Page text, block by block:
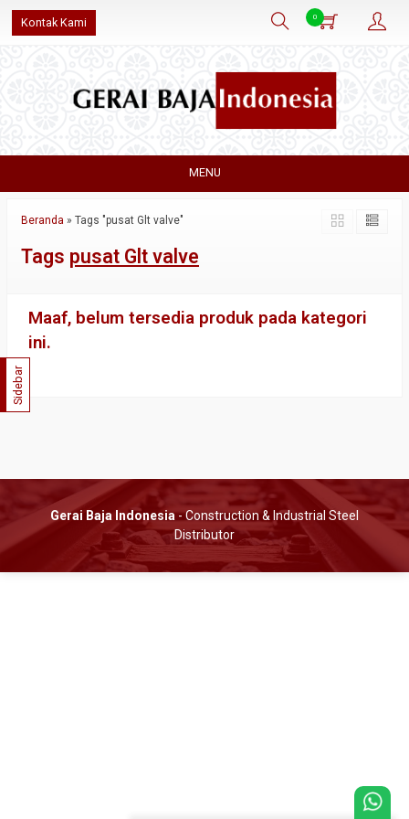
Kontak Kami 0
MENU
Beranda » Tags "pusat Glt valve"
Tags pusat Glt valve
Maaf, belum tersedia produk pada kategori
ini.
Sidebar
Gerai Baja Indonesia- Construction & Industrial Steel
Distributor